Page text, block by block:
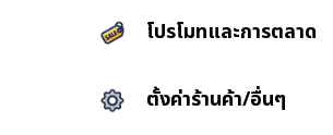
โปรโมทและการตลาด
ตั้งค่าร้านค้า/อื่นๆ